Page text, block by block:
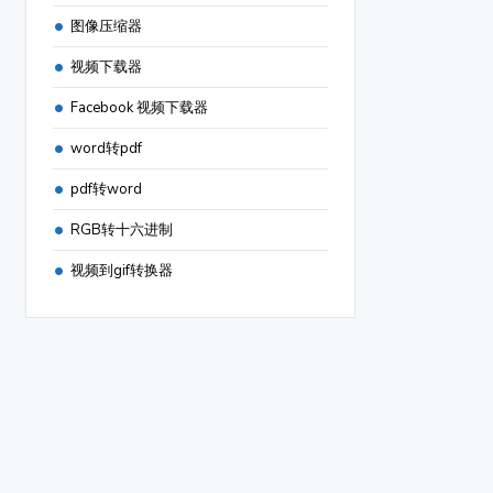
图像压缩器
视频下载器
Facebook 视频下载器
word转pdf
pdf转word
RGB转十六进制
视频到gif转换器